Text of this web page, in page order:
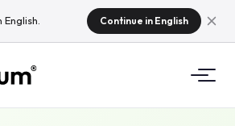
Continue in English